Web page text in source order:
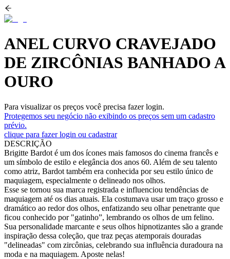
ANEL CURVO CRAVEJADO
DE ZIRCÔNIAS BANHADO A
OURO
Para visualizar os preços você precisa fazer login.
Protegemos seu negócio não exibindo os preços sem um cadastro
prévio.
clique para fazer login ou cadastrar
DESCRIÇÃO
Brigitte Bardot é um dos ícones mais famosos do cinema francês e
um símbolo de estilo e elegância dos anos 60. Além de seu talento
como atriz, Bardot também era conhecida por seu estilo único de
maquiagem, especialmente o delineado nos olhos.
Esse se tornou sua marca registrada e influenciou tendências de
maquiagem até os dias atuais. Ela costumava usar um traço grosso e
dramático ao redor dos olhos, enfatizando seu olhar penetrante que
ficou conhecido por "gatinho”, lembrando os olhos de um felino.
Sua personalidade marcante e seus olhos hipnotizantes são a grande
inspiração dessa coleção, que traz peças atemporais douradas
"delineadas" com zircônias, celebrando sua influência duradoura na
moda e na maquiagem. Aposte nelas!